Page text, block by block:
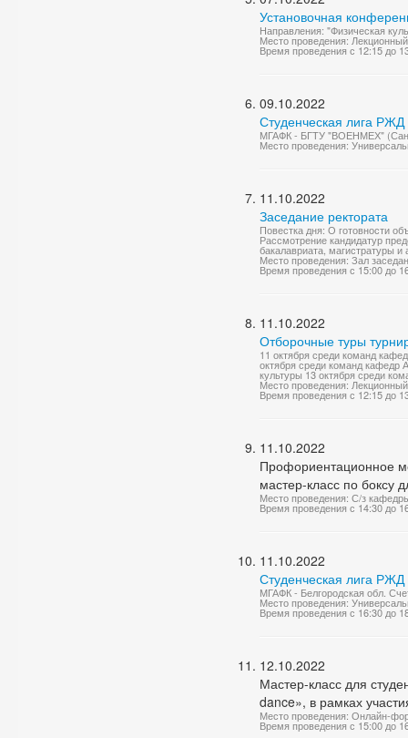
Установочная
Направления: "Физическая
Место проведения:
Время проведения с 12:15 до
09.10.2022
Студенческая лига
МГАФК - БГТУ "ВОЕНМЕХ"
Место проведения:
11.10.2022
Заседание ректората
Повестка дня: О готовности
Рассмотрение кандидатур
бакалавриата, магистратуры
Место проведения: Зал
Время проведения с 15:00 до
11.10.2022
Отборочные туры
11 октября среди команд
октября среди команд кафедр
культуры 13 октября среди
Место проведения:
Время проведения с 12:15 до
11.10.2022
Профориентационное
мастер-класс по боксу
Место проведения: С/з
Время проведения с 14:30 до
11.10.2022
Студенческая лига
МГАФК - Белгородская обл.
Место проведения:
Время проведения с 16:30 до
12.10.2022
Мастер-класс для
dance», в рамках
Место проведения: Онлайн-
Время проведения с 15:00 до